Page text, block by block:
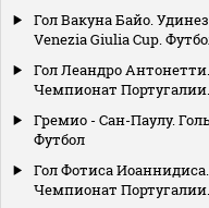
Гол Вакуна Байо.
Venezia Giulia Cup.
Гол Леандро
Чемпионат
Гремио - Сан-Паулу.
Футбол
Гол Фотиса
Чемпионат